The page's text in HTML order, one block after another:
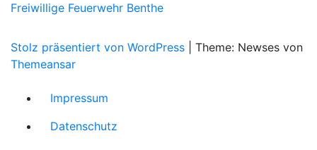
Freiwillige Feuerwehr Benthe
Stolz präsentiert von WordPress
Theme: Newses von
Themeansar
Impressum
Datenschutz